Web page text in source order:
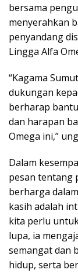
bersama
menyerahkan
penyandang
Lingga Alfa
“Kagama
dukungan
berharap
dan harapan
Omega ini,”
Dalam
pesan tentang
berharga
kasih adalah
kita perlu
lupa, ia
semangat dan
hidup, serta